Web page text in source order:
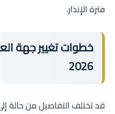
فترة الإنذار.
خطوات تغيير جهة
2026
قد تختلف التفاصيل من حالة